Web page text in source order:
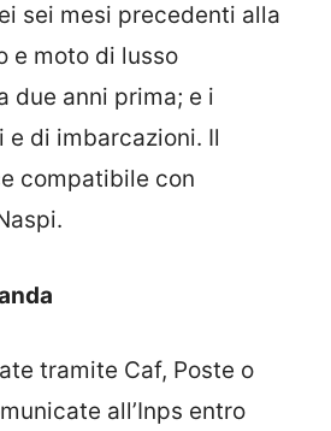
sei mesi precedenti alla
e moto di lusso
due anni prima; e i
di imbarcazioni. Il
compatibile con
tramite Caf, Poste o
all’Inps entro